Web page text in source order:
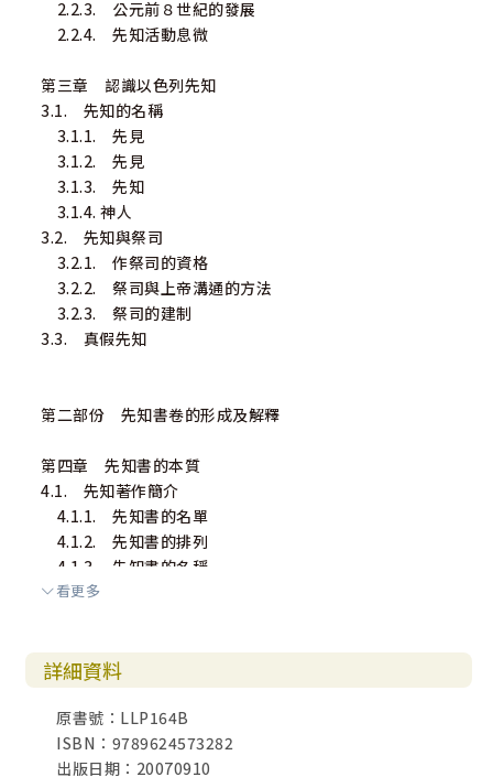
2.2.3. 公元前８世紀的發展
2.2.4. 先知活動息微
第三章 認識以色列先知
3.1. 先知的名稱
3.1.1. 先見
3.1.2. 先見
3.1.3. 先知
3.1.4. 神人
3.2. 先知與祭司
3.2.1. 作祭司的資格
3.2.2. 祭司與上帝溝通的方法
3.2.3. 祭司的建制
3.3. 真假先知
第二部份 先知書卷的形成及解釋
第四章 先知書的本質
4.1. 先知著作簡介
4.1.1. 先知書的名單
4.1.2. 先知書的排列
4.1.3. 先知書的名稱
4.2. 先知書的形成
第五章 先知書的解釋
5.1. 內容類別
5.1.1. 標題的類型
5.1.2. 內容形式
看更多
詳細資料
原書號：LLP164B
ISBN：9789624573282
出版日期：20070910